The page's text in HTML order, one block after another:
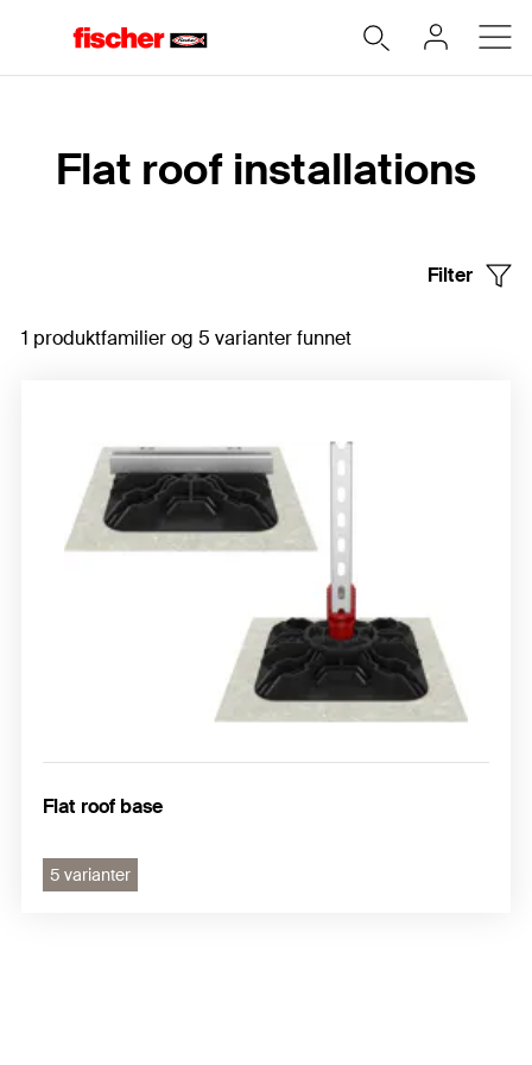
Flat roof installations
Filter
1 produktfamilier og 5 varianter funnet
Flat roof base
5 varianter